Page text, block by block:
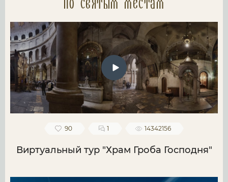
по святым местам
90 1 14342156
Виртуальный тур "Храм Гроба Господня"